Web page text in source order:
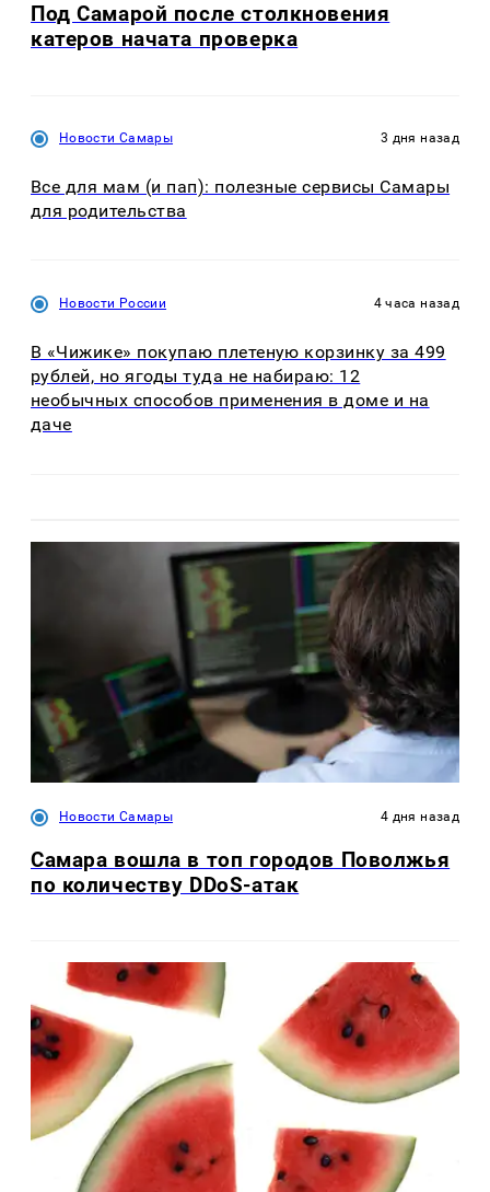
Под Самарой после столкновения
катеров начата проверка
Новости Самары 3 дня назад
Все для мам (и пап): полезные сервисы Самары
для родительства
Новости России 4 часа назад
В «Чижике» покупаю плетеную корзинку за 499
рублей, но ягоды туда не набираю: 12
необычных способов применения в доме и на
даче
Новости Самары 4 дня назад
Самара вошла в топ городов Поволжья
по количеству DDoS-атак